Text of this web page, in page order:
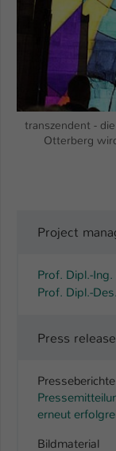
transzendent -
Otterberg
Project
Prof. Dipl.-
Prof. Dipl.-
Press
Presseberichte
erneut
Bildmaterial